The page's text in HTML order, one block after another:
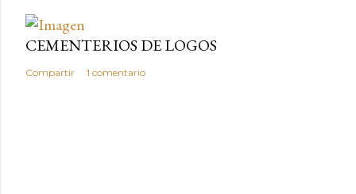
CEMENTERIOS DE LOGOS
Compartir 1 comentario